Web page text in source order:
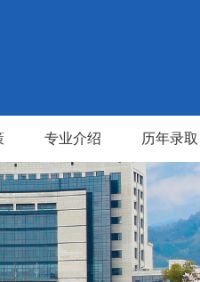
专业介绍 历年录取